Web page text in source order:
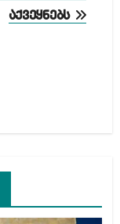
აქვეყნებს